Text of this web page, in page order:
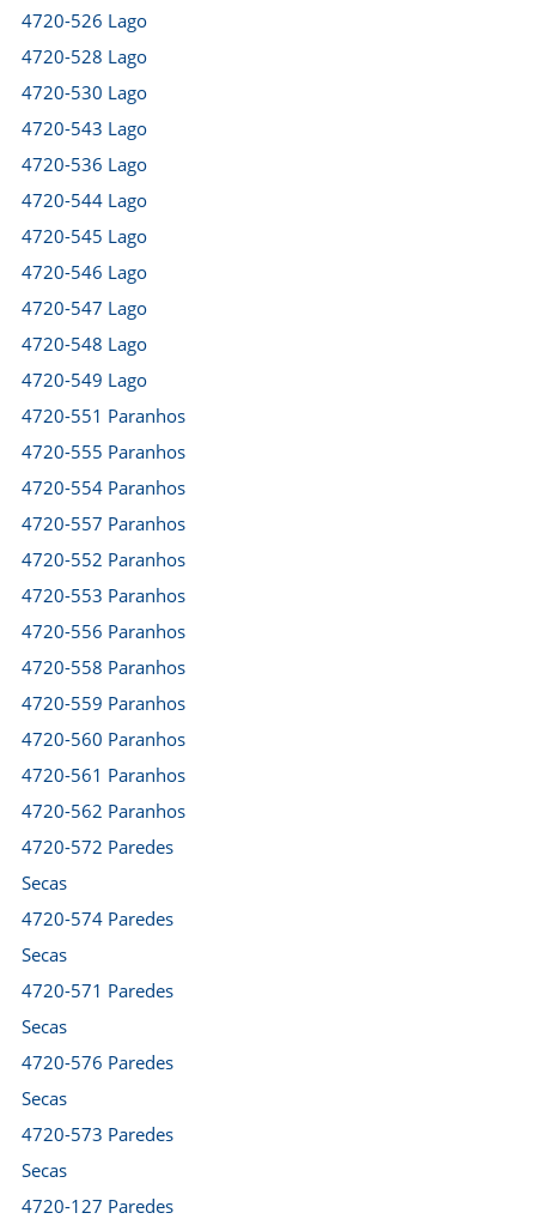
4720-526 Lago
4720-528 Lago
4720-530 Lago
4720-543 Lago
4720-536 Lago
4720-544 Lago
4720-545 Lago
4720-546 Lago
4720-547 Lago
4720-548 Lago
4720-549 Lago
4720-551 Paranhos
4720-555 Paranhos
4720-554 Paranhos
4720-557 Paranhos
4720-552 Paranhos
4720-553 Paranhos
4720-556 Paranhos
4720-558 Paranhos
4720-559 Paranhos
4720-560 Paranhos
4720-561 Paranhos
4720-562 Paranhos
4720-572 Paredes
Secas
4720-574 Paredes
Secas
4720-571 Paredes
Secas
4720-576 Paredes
Secas
4720-573 Paredes
Secas
4720-127 Paredes